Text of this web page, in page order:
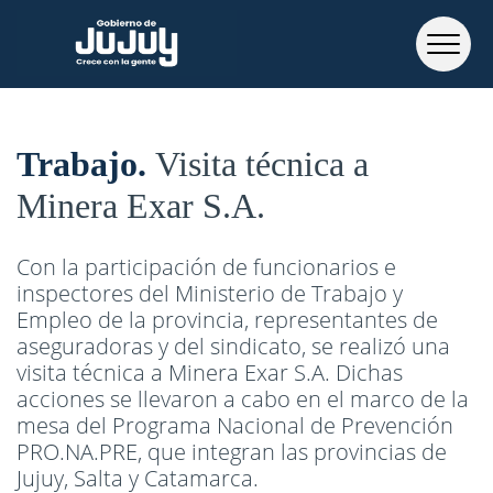
Trabajo Visita técnica a
Minera Exar S.A.
Con la participación de funcionarios e
inspectores del Ministerio de Trabajo y
Empleo de la provincia, representantes de
aseguradoras y del sindicato, se realizó una
visita técnica a Minera Exar S.A. Dichas
acciones se llevaron a cabo en el marco de la
mesa del Programa Nacional de Prevención
PRO.NA.PRE, que integran las provincias de
Jujuy, Salta y Catamarca.